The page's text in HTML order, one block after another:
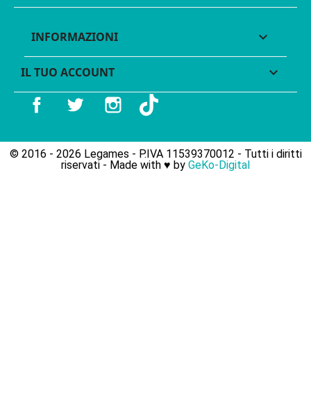
INFORMAZIONI 
IL TUO ACCOUNT 
Facebook Twitter Instagram
© 2016 - 2026 Legames - P.IVA 11539370012 - Tutti i diritti
riservati - Made with ♥︎ by GeKo-Digital